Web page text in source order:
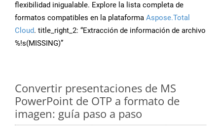
flexibilidad inigualable. Explore la lista completa de
formatos compatibles en la plataforma Aspose.Total
Cloud. title_right_2: “Extracción de información de archivo
%!s(MISSING)”
Convertir presentaciones de MS
PowerPoint de OTP a formato de
imagen: guía paso a paso